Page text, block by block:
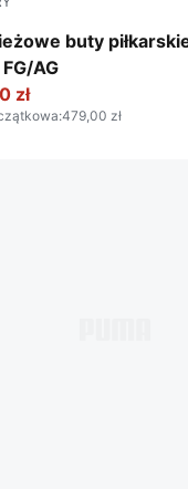
buty
AG
Pink-PUMA White-
zł
:479,00 zł